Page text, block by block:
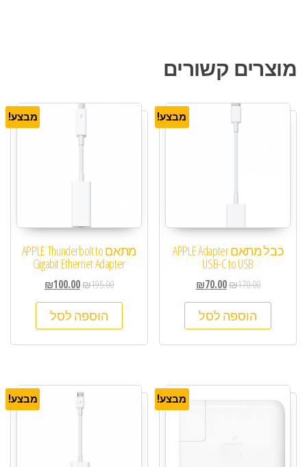
מוצרים קשורים
מבצע!
כבל מתאם APPLE Adapter
USB-C to USB
₪170.00
₪70.00
הוספה לסל
מבצע!
מתאם APPLE Thunderbolt to
Gigabit Ethernet Adapter
₪195.00
₪100.00
הוספה לסל
מבצע! מבצע!